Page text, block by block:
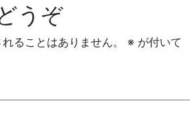
うぞ
ることはありません。 ※ が付いて